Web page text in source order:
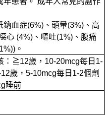
血症(6%)、頭暈(3%)、高
心 (4%)、嘔吐(1%)、腹痛
。
：≧12歲，10-20mcg每日1-
歲，5-10mcg每日1-2個劑
睡前